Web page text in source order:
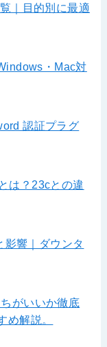
｜目的別に最適
・Mac対
認証プラグ
は？23cとの違
影響｜ダウンタ
がいいか徹底
め解説。